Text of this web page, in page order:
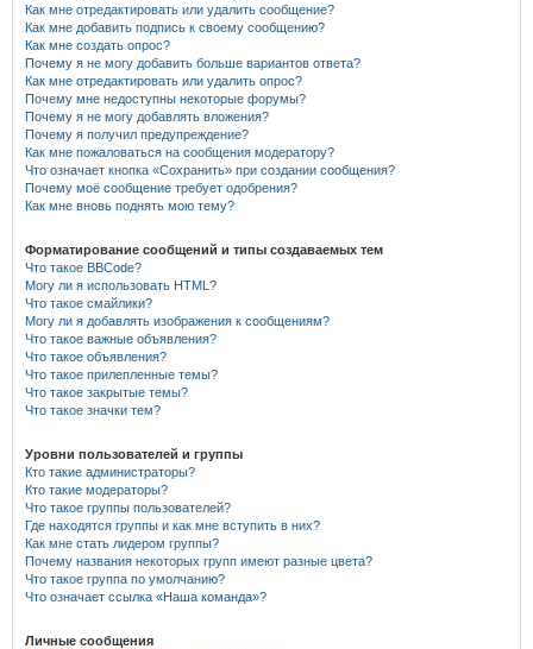
Как мне отредактировать или удалить сообщение?
Как мне добавить подпись к своему сообщению?
Как мне создать опрос?
Почему я не могу добавить больше вариантов ответа?
Как мне отредактировать или удалить опрос?
Почему мне недоступны некоторые форумы?
Почему я не могу добавлять вложения?
Почему я получил предупреждение?
Как мне пожаловаться на сообщения модератору?
Что означает кнопка «Сохранить» при создании сообщения?
Почему моё сообщение требует одобрения?
Как мне вновь поднять мою тему?
Форматирование сообщений и типы создаваемых тем
Что такое BBCode?
Могу ли я использовать HTML?
Что такое смайлики?
Могу ли я добавлять изображения к сообщениям?
Что такое важные объявления?
Что такое объявления?
Что такое прилепленные темы?
Что такое закрытые темы?
Что такое значки тем?
Уровни пользователей и группы
Кто такие администраторы?
Кто такие модераторы?
Что такое группы пользователей?
Где находятся группы и как мне вступить в них?
Как мне стать лидером группы?
Почему названия некоторых групп имеют разные цвета?
Что такое группа по умолчанию?
Что означает ссылка «Наша команда»?
Личные сообщения